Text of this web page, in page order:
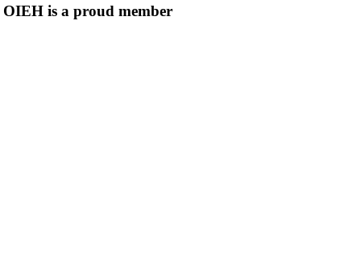
OIEH is a proud member